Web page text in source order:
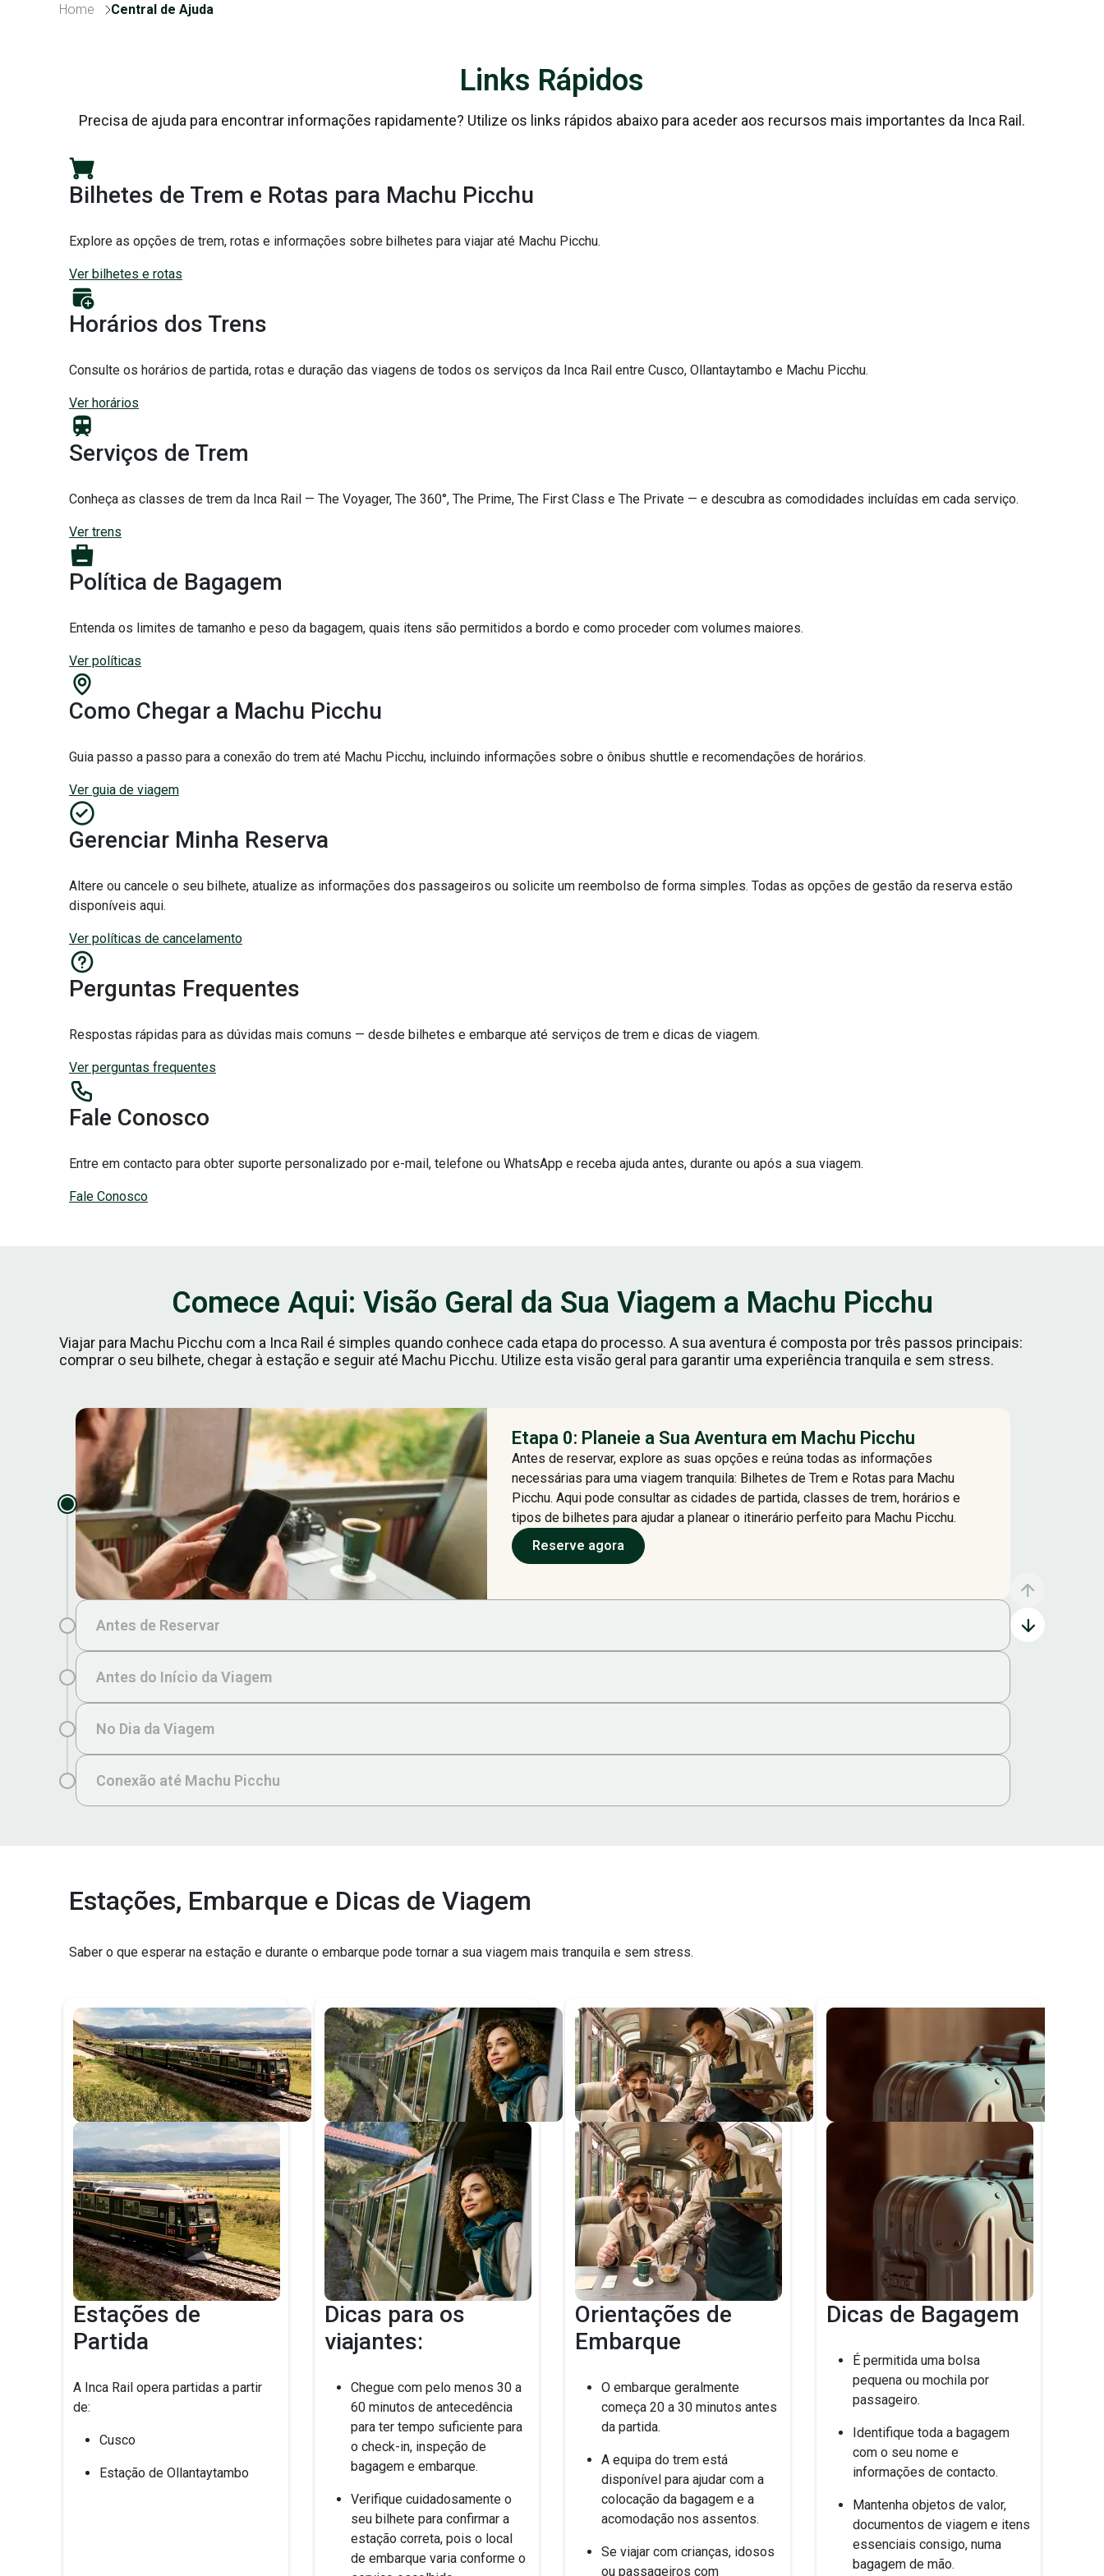
Home Central de Ajuda
Links Rápidos
Precisa de ajuda para encontrar informações rapidamente? Utilize os links rápidos abaixo para aceder aos recursos mais importantes da Inca Rail.
Bilhetes de Trem e Rotas para Machu Picchu
Explore as opções de trem, rotas e informações sobre bilhetes para viajar até Machu Picchu.
Ver bilhetes e rotas
Horários dos Trens
Consulte os horários de partida, rotas e duração das viagens de todos os serviços da Inca Rail entre Cusco, Ollantaytambo e Machu Picchu.
Ver horários
Serviços de Trem
Conheça as classes de trem da Inca Rail — The Voyager, The 360°, The Prime, The First Class e The Private — e descubra as comodidades incluídas em cada serviço.
Ver trens
Política de Bagagem
Entenda os limites de tamanho e peso da bagagem, quais itens são permitidos a bordo e como proceder com volumes maiores.
Ver políticas
Como Chegar a Machu Picchu
Guia passo a passo para a conexão do trem até Machu Picchu, incluindo informações sobre o ônibus shuttle e recomendações de horários.
Ver guia de viagem
Gerenciar Minha Reserva
Altere ou cancele o seu bilhete, atualize as informações dos passageiros ou solicite um reembolso de forma simples. Todas as opções de gestão da reserva estão
disponíveis aqui.
Ver políticas de cancelamento
Perguntas Frequentes
Respostas rápidas para as dúvidas mais comuns — desde bilhetes e embarque até serviços de trem e dicas de viagem.
Ver perguntas frequentes
Fale Conosco
Entre em contacto para obter suporte personalizado por e-mail, telefone ou WhatsApp e receba ajuda antes, durante ou após a sua viagem.
Fale Conosco
Comece Aqui: Visão Geral da Sua Viagem a Machu Picchu
Viajar para Machu Picchu com a Inca Rail é simples quando conhece cada etapa do processo. A sua aventura é composta por três passos principais:
comprar o seu bilhete, chegar à estação e seguir até Machu Picchu. Utilize esta visão geral para garantir uma experiência tranquila e sem stress.
Etapa 0: Planeie a Sua Aventura em Machu Picchu
Antes de reservar, explore as suas opções e reúna todas as informações
necessárias para uma viagem tranquila: Bilhetes de Trem e Rotas para Machu
Picchu. Aqui pode consultar as cidades de partida, classes de trem, horários e
tipos de bilhetes para ajudar a planear o itinerário perfeito para Machu Picchu.
Reserve agora
Antes de Reservar
Antes do Início da Viagem
No Dia da Viagem
Conexão até Machu Picchu
Estações, Embarque e Dicas de Viagem
Saber o que esperar na estação e durante o embarque pode tornar a sua viagem mais tranquila e sem stress.
Estações de
Partida
A Inca Rail opera partidas a partir
de:
Cusco
Estação de Ollantaytambo
Dicas para os
viajantes:
Chegue com pelo menos 30 a
60 minutos de antecedência
para ter tempo suficiente para
o check-in, inspeção de
bagagem e embarque.
Verifique cuidadosamente o
seu bilhete para confirmar a
estação correta, pois o local
de embarque varia conforme o
Orientações de
Embarque
O embarque geralmente
começa 20 a 30 minutos antes
da partida.
A equipa do trem está
disponível para ajudar com a
colocação da bagagem e a
acomodação nos assentos.
Se viajar com crianças, idosos
ou passageiros com
Dicas de Bagagem
É permitida uma bolsa
pequena ou mochila por
passageiro.
Identifique toda a bagagem
com o seu nome e
informações de contacto.
Mantenha objetos de valor,
documentos de viagem e itens
essenciais consigo, numa
bagagem de mão.